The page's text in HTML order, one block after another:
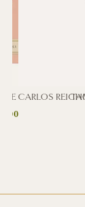
CARLOS